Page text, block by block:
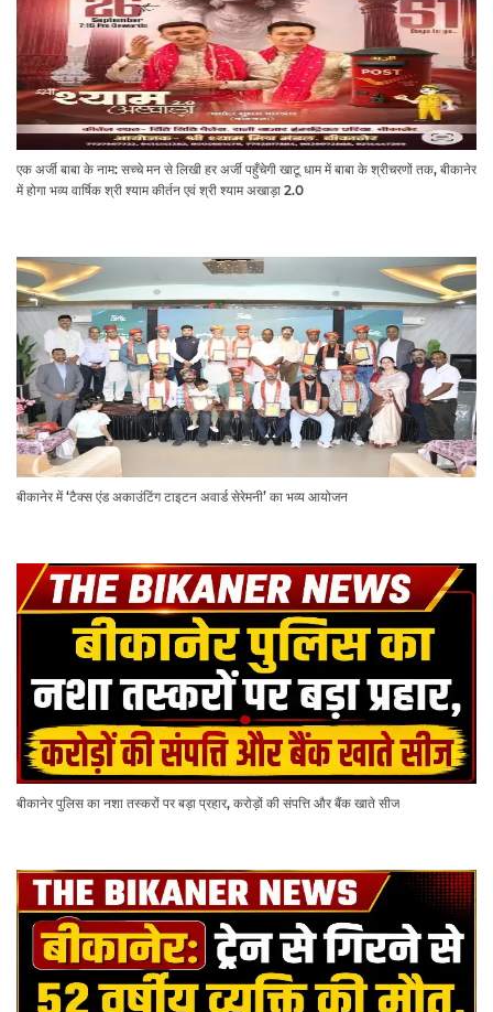
एक अर्जी बाबा के नाम: सच्चे मन से लिखी हर अर्जी पहुँचेगी खाटू धाम में बाबा के श्रीचरणों तक, बीकानेर
में होगा भव्य वार्षिक श्री श्याम कीर्तन एवं श्री श्याम अखाड़ा 2.0
बीकानेर में ‘टैक्स एंड अकाउंटिंग टाइटन अवार्ड सेरेमनी’ का भव्य आयोजन
बीकानेर पुलिस का नशा तस्करों पर बड़ा प्रहार, करोड़ों की संपत्ति और बैंक खाते सीज